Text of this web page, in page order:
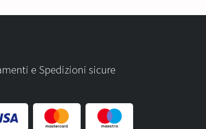
e Spedizioni sicure